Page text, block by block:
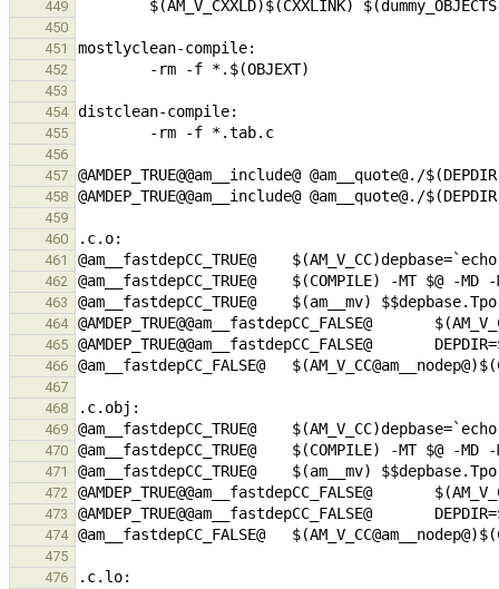
449
450
451
452
453
454
455
456
457
458
459
460
461
462
463
464
465
466
467
468
469
470
471
472
473
474
475
476